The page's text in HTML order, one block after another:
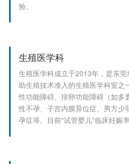
验。
生殖医学科
生殖医学科成立于2013年，是东
助生殖技术准入的生殖医学科室之
性功能障碍、排卵功能障碍（如多
性不孕、子宫内膜异位症、男方少
孕症等。目前“试管婴儿”临床妊娠